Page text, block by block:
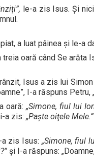
le-a zis Isus. Şi
a luat pâinea şi le-a
treia oară când Se arăta
Isus a zis lui
I-a răspuns
oară: „Simone, fiul lui
a zis: „Paşte oiţele Mele.”
zis Isus: „Simone, fiul
şi I-a răspuns: